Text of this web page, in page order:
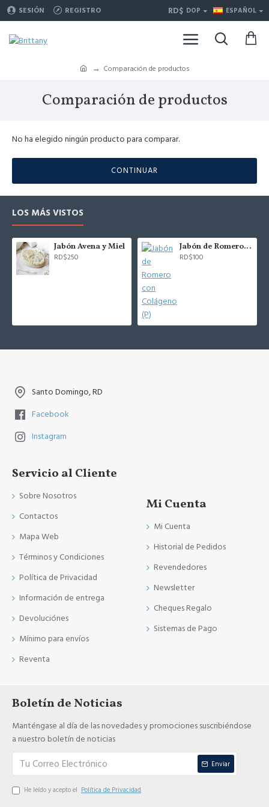
SESIÓN REGISTRO RD$ DOP ESPAÑOL
Comparación de productos
Comparación de productos
No ha elegido ningún producto para comparar.
CONTINUAR
LOS MÁS VISTOS
Jabón Avena y Miel
RD$250
Jabón de Romero con Colágeno (P)
RD$100
Santo Domingo, RD
Facebook
Instagram
Servicio al Cliente
Sobre Nosotros
Contactos
Mapa Web
Términos y Condiciones
Política de Privacidad
Información de entrega
Devoluciónes
Mínimo para envíos
Reventa
Mi Cuenta
Mi Cuenta
Historial de Pedidos
Revendedores
Newsletter
Cheques Regalo
Sistemas de Pago
Boletín de Noticias
Manténgase al día de las novedades y promociones suscribiéndose
a nuestro boletín de noticias
Enviar
He leído y acepto el Política de Privacidad